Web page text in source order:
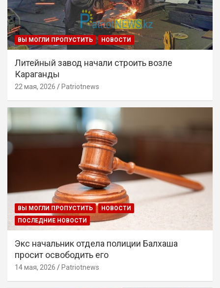
ВЫ МОГЛИ ПРОПУСТИТЬ НОВОСТИ
Литейный завод начали строить возле
Караганды
22 мая, 2026 Patriotnews
ВЫ МОГЛИ ПРОПУСТИТЬ
НОВОСТИ
ПОСЛЕДНИЕ НОВОСТИ
Экс начальник отдела полиции Балхаша
просит освободить его
14 мая, 2026 Patriotnews